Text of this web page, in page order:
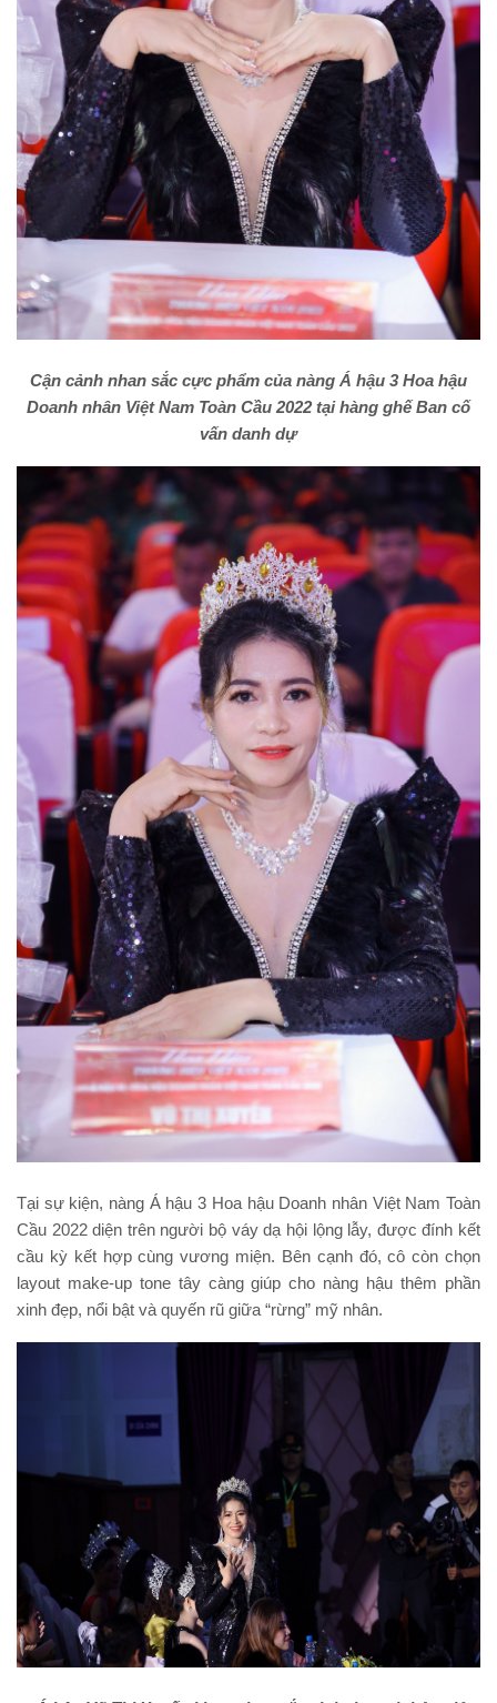
Cận cảnh nhan sắc cực phẩm của nàng Á hậu 3 Hoa hậu
Doanh nhân Việt Nam Toàn Cầu 2022 tại hàng ghế Ban cố
vấn danh dự
Tại sự kiện, nàng Á hậu 3 Hoa hậu Doanh nhân Việt Nam Toàn
Cầu 2022 diện trên người bộ váy dạ hội lộng lẫy, được đính kết
cầu kỳ kết hợp cùng vương miện. Bên cạnh đó, cô còn chọn
layout make-up tone tây càng giúp cho nàng hậu thêm phần
xinh đẹp, nổi bật và quyến rũ giữa “rừng” mỹ nhân.